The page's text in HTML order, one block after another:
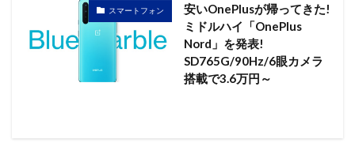
スマートフォン
安いOnePlusが帰ってきた!
ミドルハイ「OnePlus
Nord」を発表!
SD765G/90Hz/6眼カメラ
搭載で3.6万円～